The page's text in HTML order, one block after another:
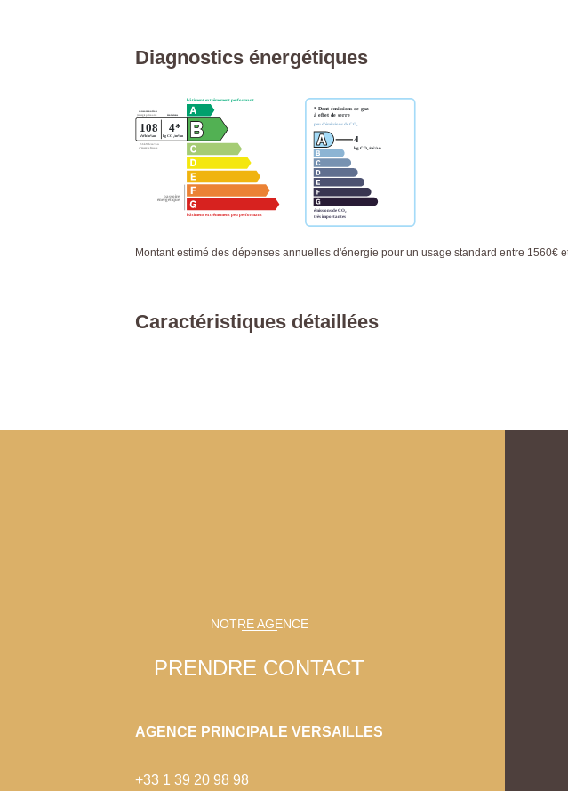
Diagnostics énergétiques
Montant estimé des dépenses annuelles d'énergie pour un usage standard entre
Caractéristiques détaillées
NOTRE AGENCE
PRENDRE CONTACT
AGENCE PRINCIPALE VERSAILLES
+33 1 39 20 98 98